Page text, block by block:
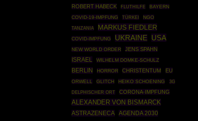
ROBERT HABECK FLUTHILFE
BAYERN
COVID-19-IMPFUNG
TÜRKEI NGO
TANZANIA MARKUS FIEDLER
COVID-IMPFUNG UKRAINE USA
NEW WORLD ORDER JENS SPAHN
ISRAEL WILHELM DOMKE-SCHULZ
BERLIN HORROR CHRISTENTUM EU
ORWELL GLITCH HEIKO SCHOENING 3G
DELPHISCHER ORT CORONA-IMPFUNG
ALEXANDER VON BISMARCK
ASTRAZENECA AGENDA 2030